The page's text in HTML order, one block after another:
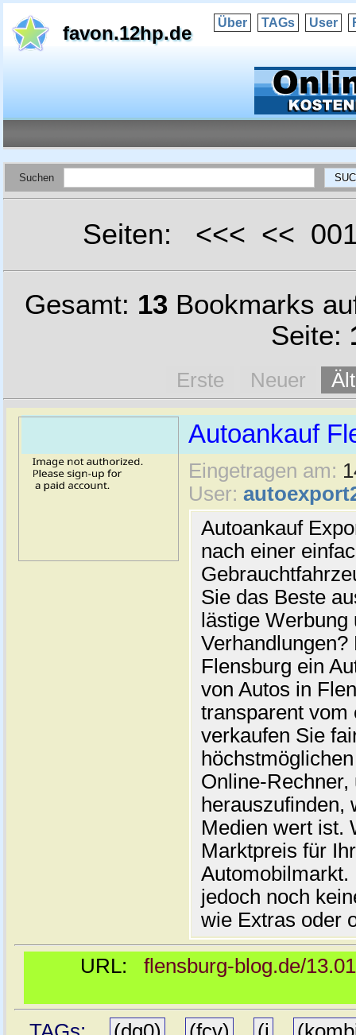
favon.12hp.de Über TAGs User
Suchen
Seiten: <<< <<
Gesamt: 13 Bookmarks
Seite:
Erste Neuer
Autoankauf
Eingetragen am:
User:
Autoankauf
nach einer
Sie das Beste
lästige
Flensburg ein
von Autos in
transparent vom
verkaufen Sie
Online-
herauszufinden,
Medien wert ist.
Marktpreis für
jedoch noch
wie Extras oder
URL: flensburg-blog.de/